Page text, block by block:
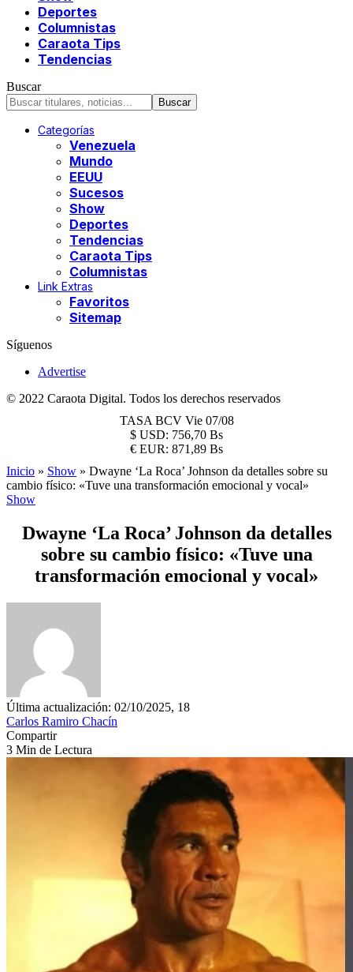
Deportes
Columnistas
Caraota Tips
Tendencias
Buscar
Categorías
Venezuela
Mundo
EEUU
Sucesos
Show
Deportes
Tendencias
Caraota Tips
Columnistas
Link Extras
Favoritos
Sitemap
Síguenos
Advertise
© 2022 Caraota Digital. Todos los derechos reservados
TASA BCV Vie 07/08
$ USD: 756,70 Bs
€ EUR: 871,89 Bs
Inicio » Show » Dwayne ‘La Roca’ Johnson da detalles sobre su
cambio físico: «Tuve una transformación emocional y vocal»
Show
Dwayne ‘La Roca’ Johnson da detalles
sobre su cambio físico: «Tuve una
transformación emocional y vocal»
Última actualización: 02/10/2025, 18
Carlos Ramiro Chacín
Compartir
3 Min de Lectura